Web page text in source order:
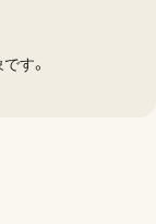
す。